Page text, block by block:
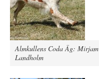
Almkullens Coda Äg: Mirjam
Landholm